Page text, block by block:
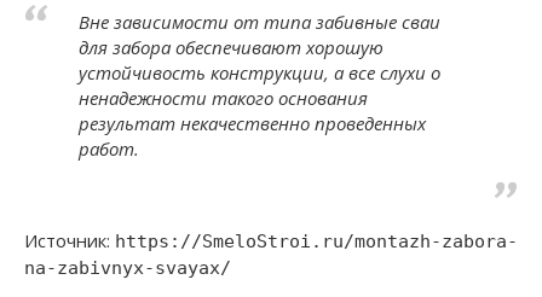
Вне зависимости от типа забивные сваи
для забора обеспечивают хорошую
устойчивость конструкции, а все слухи о
ненадежности такого основания
результат некачественно проведенных
работ.
Источник: https://SmeloStroi.ru/montazh-zabora-
na-zabivnyx-svayax/